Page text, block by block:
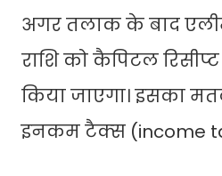
अगर तलाक के बाद
राशि को कैपिटल
किया जाएगा। इसका
इनकम टैक्‍स (income